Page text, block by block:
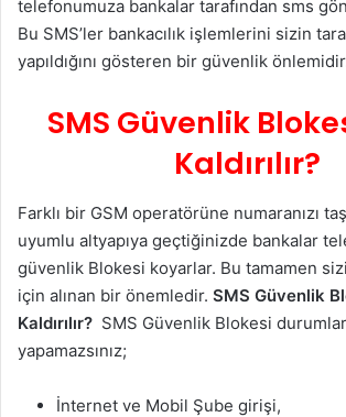
telefonumuza bankalar tarafından sms
Bu SMS’ler bankacılık işlemlerini sizin
yapıldığını gösteren bir güvenlik
SMS Güvenlik
Kaldırılır?
Farklı bir GSM operatörüne numaranızı
uyumlu altyapıya geçtiğinizde bankalar
güvenlik Blokesi koyarlar. Bu tamamen
için alınan bir önemledir. SMS Güvenlik
Kaldırılır? SMS Güvenlik Blokesi
yapamazsınız;
İnternet ve Mobil Şube girişi,